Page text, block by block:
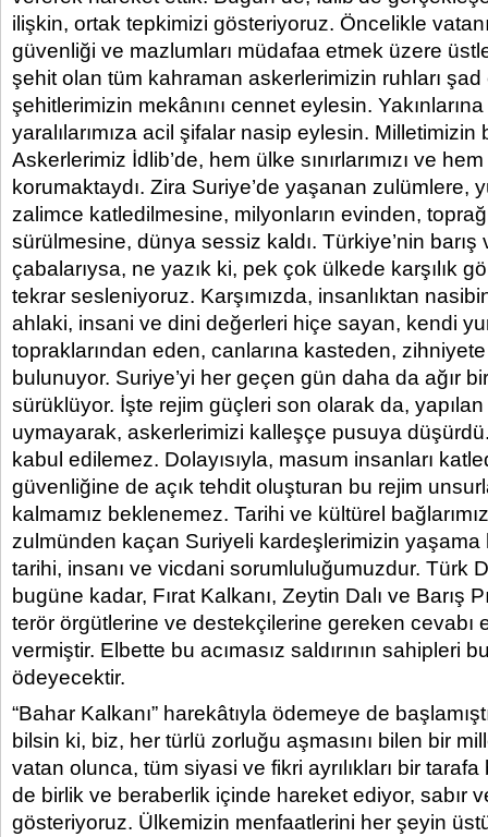
ilişkin, ortak tepkimizi gösteriyoruz. Öncelikle
güvenliği ve mazlumları müdafaa etmek üzere
şehit olan tüm kahraman askerlerimizin ruhları
şehitlerimizin mekânını cennet eylesin.
yaralılarımıza acil şifalar nasip eylesin. Milletimizin
Askerlerimiz İdlib’de, hem ülke sınırlarımızı ve
korumaktaydı. Zira Suriye’de yaşanan zulümlere,
zalimce katledilmesine, milyonların evinden,
sürülmesine, dünya sessiz kaldı. Türkiye’nin barış
çabalarıysa, ne yazık ki, pek çok ülkede karşılık
tekrar sesleniyoruz. Karşımızda, insanlıktan
ahlaki, insani ve dini değerleri hiçe sayan, kendi
topraklarından eden, canlarına kasteden,
bulunuyor. Suriye’yi her geçen gün daha da ağır bir
sürüklüyor. İşte rejim güçleri son olarak da,
uymayarak, askerlerimizi kalleşçe pusuya düşürdü.
kabul edilemez. Dolayısıyla, masum insanları
güvenliğine de açık tehdit oluşturan bu rejim
kalmamız beklenemez. Tarihi ve kültürel
zulmünden kaçan Suriyeli kardeşlerimizin yaşama
tarihi, insanı ve vicdani sorumluluğumuzdur. Türk
bugüne kadar, Fırat Kalkanı, Zeytin Dalı ve Barış
terör örgütlerine ve destekçilerine gereken cevabı
vermiştir. Elbette bu acımasız saldırının sahipleri
ödeyecektir.
“Bahar Kalkanı” harekâtıyla ödemeye de
bilsin ki, biz, her türlü zorluğu aşmasını bilen bir
vatan olunca, tüm siyasi ve fikri ayrılıkları bir tarafa
de birlik ve beraberlik içinde hareket ediyor, sabır
gösteriyoruz. Ülkemizin menfaatlerini her şeyin